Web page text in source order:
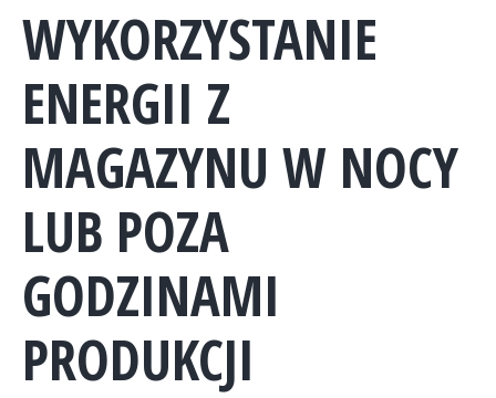
WYKORZYSTANIE
ENERGII Z
MAGAZYNU W NOCY
LUB POZA
GODZINAMI
PRODUKCJI